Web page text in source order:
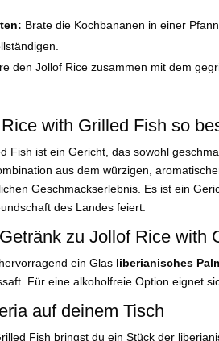
Brate die Kochbananen in einer
den Jollof Rice zusammen mit dem
with Grilled Fish so
Fish ist ein Gericht, das sowohl
aus dem würzigen,
Geschmackserlebnis. Es ist ein
des Landes feiert.
zu Jollof Rice with
ein Glas liberianisches
Für eine alkoholfreie Option eignet
auf deinem Tisch
Fish bringst du ein Stück der